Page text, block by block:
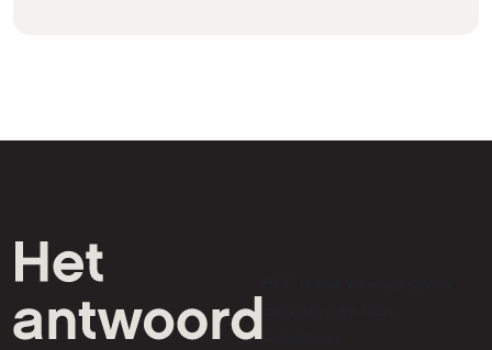
liefhebbers.